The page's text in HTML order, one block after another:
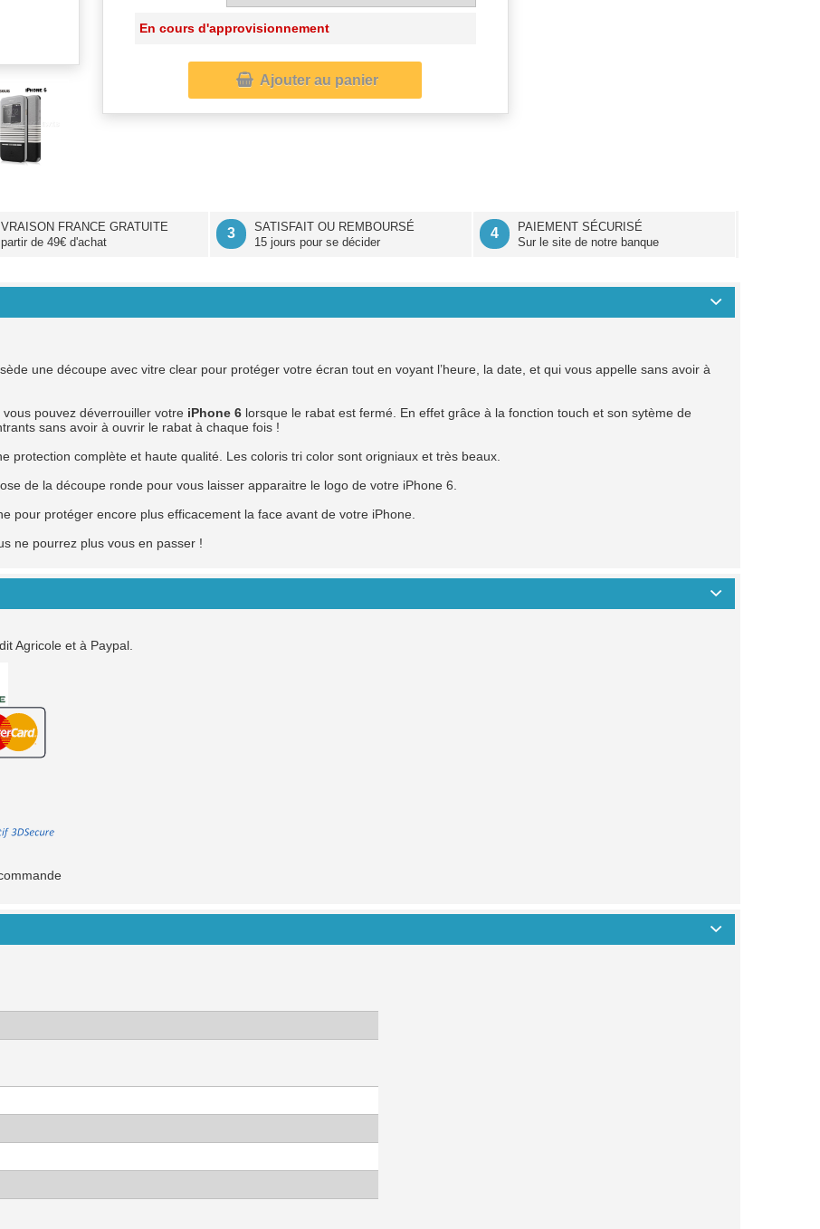
En cours d'approvisionnement
Ajouter au panier
FRANCE GRATUITE
de 49€ d'achat
3
SATISFAIT OU REMBOURSÉ
15 jours pour se décider
4
PAIEMENT SÉCURISÉ
Sur le site de notre banque
une découpe avec vitre clear pour protéger votre écran tout en voyant l’heure, la date, et qui vous appelle sans avoir à
vous pouvez déverrouiller votre iPhone 6 lorsque le rabat est fermé. En effet grâce à la fonction touch et son sytème de
sans avoir à ouvrir le rabat à chaque fois !
protection complète et haute qualité. Les coloris tri color sont origniaux et très beaux.
de la découpe ronde pour vous laisser apparaitre le logo de votre iPhone 6.
pour protéger encore plus efficacement la face avant de votre iPhone.
ne pourrez plus vous en passer !
Agricole et à Paypal.